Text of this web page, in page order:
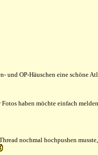
und OP-Häuschen eine schöne
haben möchte einfach
nochmal hochpushen